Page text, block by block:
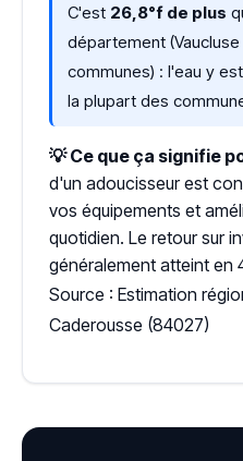
C'est 26,8°f de plus
département
communes) : l'eau y
la plupart des
💡 Ce que ça signifie
d'un adoucisseur est
vos équipements et
quotidien. Le retour sur
généralement atteint en
Source : Estimation
Caderousse (84027)